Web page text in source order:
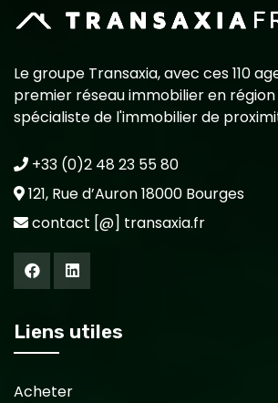
Le groupe Transaxia, avec ces 110
premier réseau immobilier en
spécialiste de l'immobilier de
+33 (0)2 48 23 55 80
121, Rue d’Auron 18000 Bourges
contact [@] transaxia.fr
Liens utiles
Acheter